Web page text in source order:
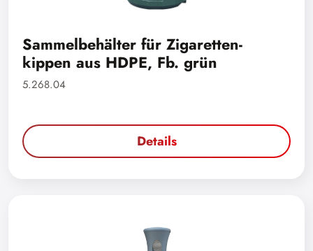
Sammelbehälter für Zigaretten-
kippen aus HDPE, Fb. grün
5.268.04
Details